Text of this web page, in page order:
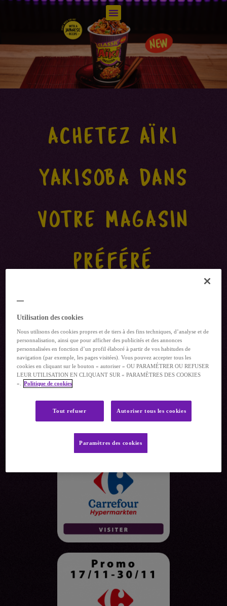
ACHETEZ AÏKI
YAKISOBA DANS
VOTRE MAGASIN
PRÉFÉRÉ
Utilisation des cookies
Nous utilisons des cookies propres et de tiers à des fins techniques, d’analyse et de
personnalisation, ainsi que pour afficher des publicités et des annonces
personnalisées en fonction d’un profil élaboré à partir de vos habitudes de
navigation (par exemple, les pages visitées). Vous pouvez accepter tous les
cookies en cliquant sur le bouton « autoriser » OU PARAMÉTRER OU REFUSER
LEUR UTILISATION EN CLIQUANT SUR « PARAMÈTRES DES COOKIES
». Politique de cookies
Tout refuser Autoriser tous les cookies
Paramètres des cookies